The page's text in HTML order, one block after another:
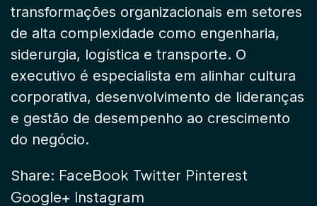
transformações organizacionais em setores
de alta complexidade como engenharia,
siderurgia, logística e transporte. O
executivo é especialista em alinhar cultura
corporativa, desenvolvimento de lideranças
e gestão de desempenho ao crescimento
do negócio.
Share: FaceBook Twitter Pinterest
Google+ Instagram